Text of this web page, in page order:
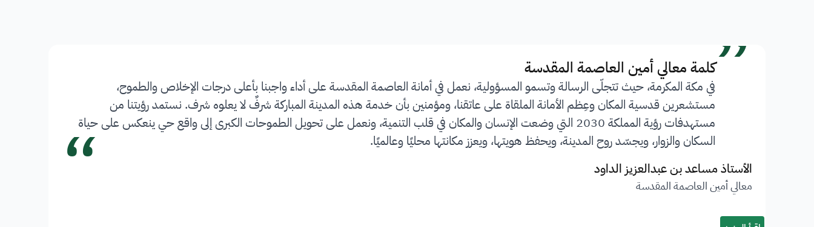
”كلمة معالي أمين العاصمة المقدسة
في مكة المكرمة، حيث تتجلّى الرسالة وتسمو المسؤولية، نعمل في أمانة العاصمة المقدسة على أداء واجبنا بأعلى درجات الإخلاص والطموح،
مستشعرين قدسية المكان وعِظم الأمانة الملقاة على عاتقنا، ومؤمنين بأن خدمة هذه المدينة المباركة شرفٌ لا يعلوه شرف. نستمد رؤيتنا من
مستهدفات رؤية المملكة 2030 التي وضعت الإنسان والمكان في قلب التنمية، ونعمل على تحويل الطموحات الكبرى إلى واقع حي ينعكس على حياة
السكان والزوار، ويجسّد روح المدينة، ويحفظ هويتها، ويعزز مكانتها محليًا وعالميًا.
الأستاذ مساعد بن عبدالعزيز الداود
معالي أمين العاصمة المقدسة “